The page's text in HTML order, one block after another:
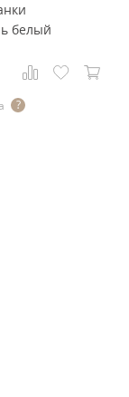
белый